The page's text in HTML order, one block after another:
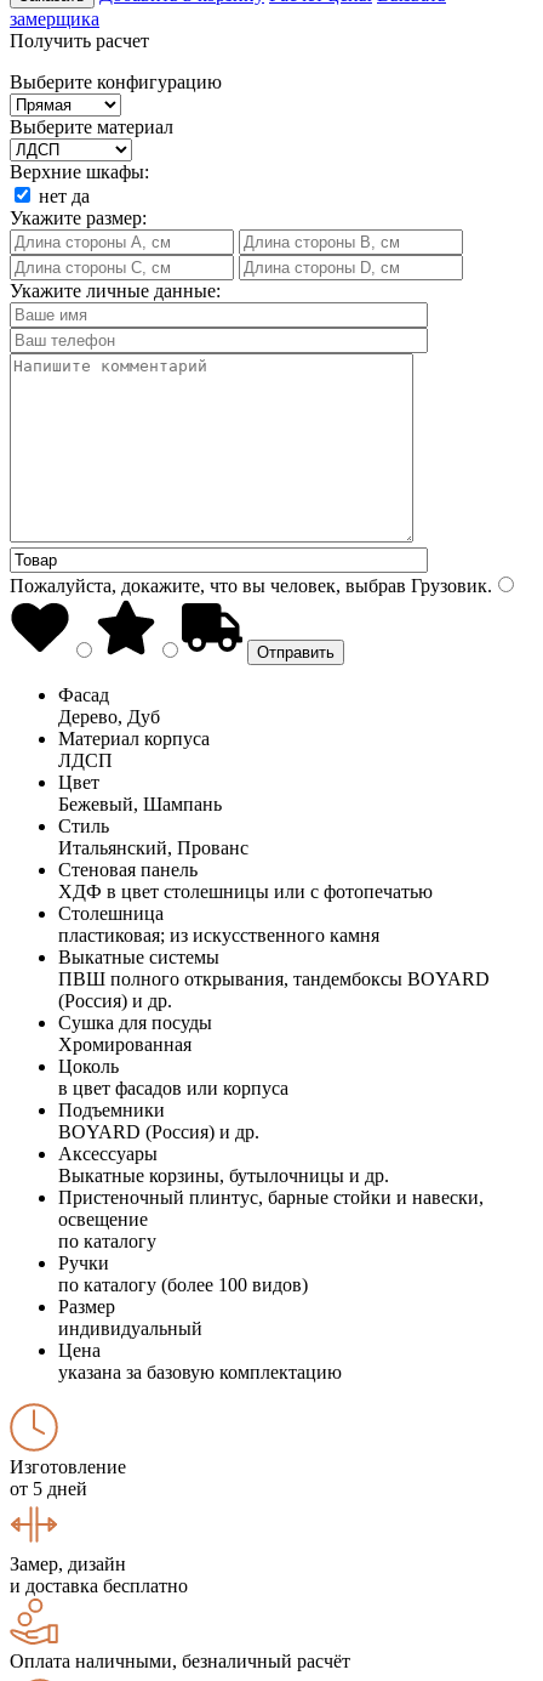
замерщика
Получить расчет
Выберите конфигурацию
Выберите материал
Верхние шкафы:
нет да
Укажите размер:
Укажите личные данные:
Пожалуйста, докажите, что вы человек, выбрав Грузовик.
Фасад
Дерево, Дуб
Материал корпуса
ЛДСП
Цвет
Бежевый, Шампань
Стиль
Итальянский, Прованс
Стеновая панель
ХДФ в цвет столешницы или с фотопечатью
Столешница
пластиковая; из искусственного камня
Выкатные системы
ПВШ полного открывания, тандембоксы BOYARD
(Россия) и др.
Сушка для посуды
Хромированная
Цоколь
в цвет фасадов или корпуса
Подъемники
BOYARD (Россия) и др.
Аксессуары
Выкатные корзины, бутылочницы и др.
Пристеночный плинтус, барные стойки и навески,
освещение
по каталогу
Ручки
по каталогу (более 100 видов)
Размер
индивидуальный
Цена
указана за базовую комплектацию
Изготовление
от 5 дней
Замер, дизайн
и доставка бесплатно
Оплата наличными, безналичный расчёт